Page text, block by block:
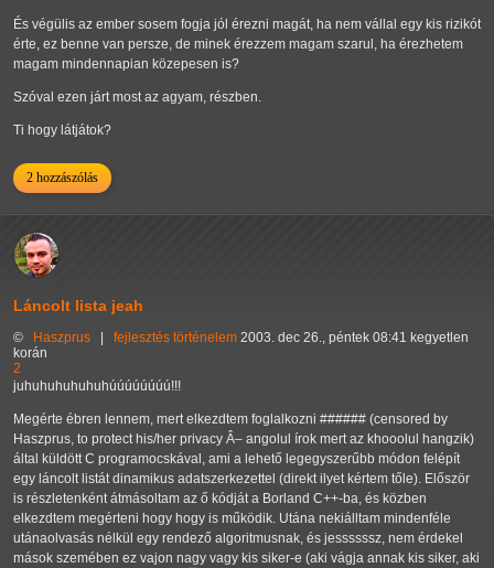
És végülis az ember sosem fogja jól érezni magát, ha nem vállal egy kis rizikót
érte, ez benne van persze, de minek érezzem magam szarul, ha érezhetem
magam mindennapian közepesen is?
Szóval ezen járt most az agyam, részben.
Ti hogy látjátok?
2 hozzászólás
Láncolt lista jeah
© Haszprus | fejlesztés történelem 2003. dec 26., péntek 08:41 kegyetlen
korán
2
juhuhuhuhuhuhúúúúúúúú!!!
Megérte ébren lennem, mert elkezdtem foglalkozni ###### (censored by
Haszprus, to protect his/her privacy Â– angolul írok mert az khooolul hangzik)
által küldött C programocskával, ami a lehető legegyszerűbb módon felépít
egy láncolt listát dinamikus adatszerkezettel (direkt ilyet kértem tőle). Először
is részletenként átmásoltam az ő kódját a Borland C++-ba, és közben
elkezdtem megérteni hogy hogy is működik. Utána nekiálltam mindenféle
utánaolvasás nélkül egy rendező algoritmusnak, és jessssssz, nem érdekel
mások szemében ez vajon nagy vagy kis siker-e (aki vágja annak kis siker, aki